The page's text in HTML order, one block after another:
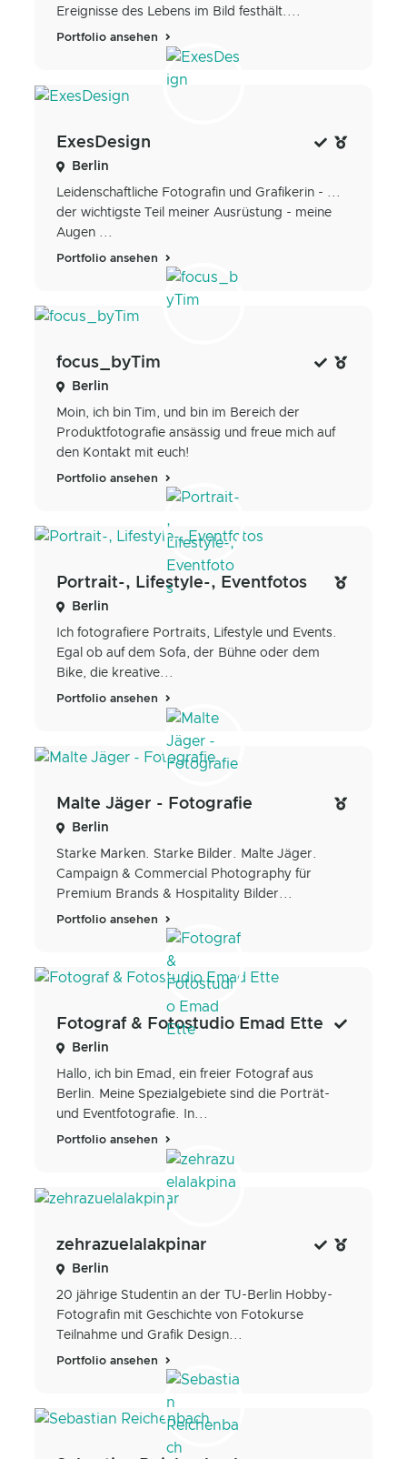
Ereignisse des Lebens im Bild festhält....
Portfolio ansehen
ExesDesign
Berlin
Leidenschaftliche Fotografin und Grafikerin - ...
der wichtigste Teil meiner Ausrüstung - meine
Augen ...
Portfolio ansehen
focus_byTim
Berlin
Moin, ich bin Tim, und bin im Bereich der
Produktfotografie ansässig und freue mich auf
den Kontakt mit euch!
Portfolio ansehen
Portrait-, Lifestyle-, Eventfotos
Berlin
Ich fotografiere Portraits, Lifestyle und Events.
Egal ob auf dem Sofa, der Bühne oder dem
Bike, die kreative...
Portfolio ansehen
Malte Jäger - Fotografie
Berlin
Starke Marken. Starke Bilder. Malte Jäger.
Campaign & Commercial Photography für
Premium Brands & Hospitality Bilder...
Portfolio ansehen
Fotograf & Fotostudio Emad Ette
Berlin
Hallo, ich bin Emad, ein freier Fotograf aus
Berlin. Meine Spezialgebiete sind die Porträt-
und Eventfotografie. In...
Portfolio ansehen
zehrazuelalakpinar
Berlin
20 jährige Studentin an der TU-Berlin Hobby-
Fotografin mit Geschichte von Fotokurse
Teilnahme und Grafik Design...
Portfolio ansehen